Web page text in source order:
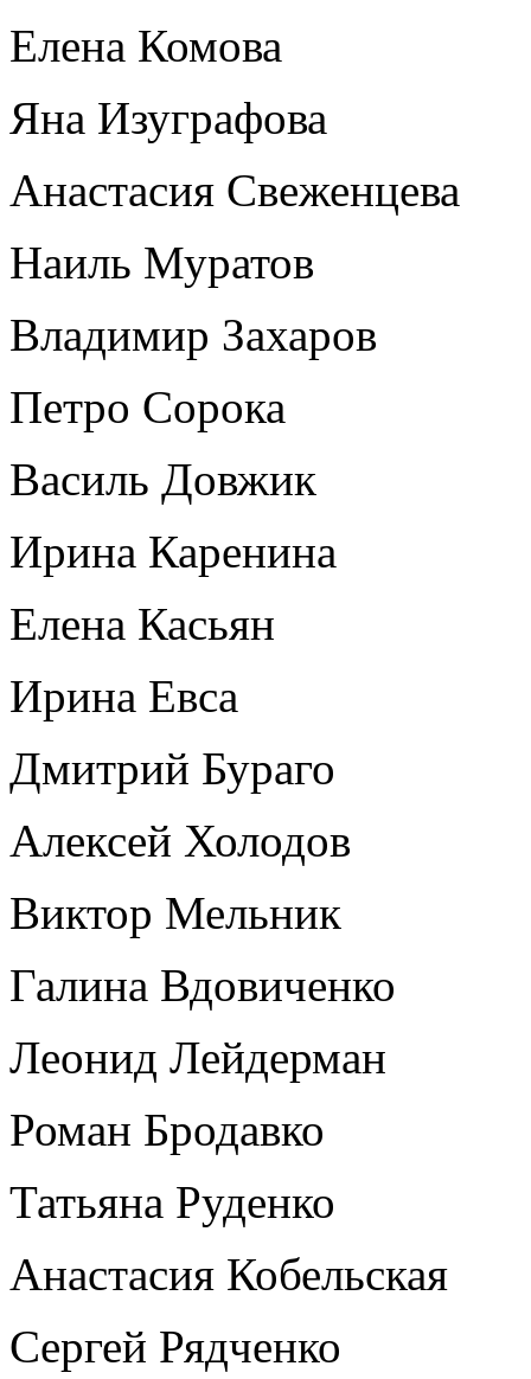
Елена Комова
Яна Изуграфова
Анастасия Свеженцева
Наиль Муратов
Владимир Захаров
Петро Сорока
Василь Довжик
Ирина Каренина
Елена Касьян
Ирина Евса
Дмитрий Бураго
Алексей Холодов
Виктор Мельник
Галина Вдовиченко
Леонид Лейдерман
Роман Бродавко
Татьяна Руденко
Анастасия Кобельская
Сергей Рядченко